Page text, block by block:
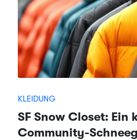
KLEIDUNG
SF Snow Closet: Ein
Community-